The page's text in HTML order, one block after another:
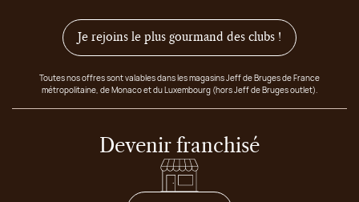
Je rejoins le plus gourmand des clubs !
Toutes nos offres sont valables dans les magasins Jeff de Bruges de France
métropolitaine, de Monaco et du Luxembourg (hors Jeff de Bruges outlet).
Devenir franchisé